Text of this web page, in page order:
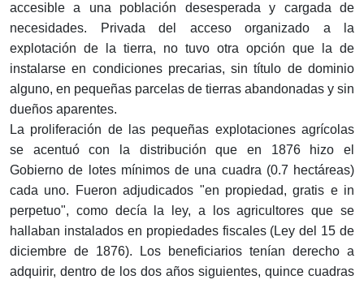
accesible a una población desesperada y cargada de
necesidades. Privada del acceso organizado a la
explotación de la tierra, no tuvo otra opción que la de
instalarse en condiciones precarias, sin título de dominio
alguno, en pequeñas parcelas de tierras abandonadas y sin
dueños aparentes.
La proliferación de las pequeñas explotaciones agrícolas
se acentuó con la distribución que en 1876 hizo el
Gobierno de lotes mínimos de una cuadra (0.7 hectáreas)
cada uno. Fueron adjudicados "en propiedad, gratis e in
perpetuo", como decía la ley, a los agricultores que se
hallaban instalados en propiedades fiscales (Ley del 15 de
diciembre de 1876). Los beneficiarios tenían derecho a
adquirir, dentro de los dos años siguientes, quince cuadras